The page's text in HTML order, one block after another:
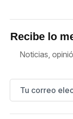
Recibe lo
Noticias,